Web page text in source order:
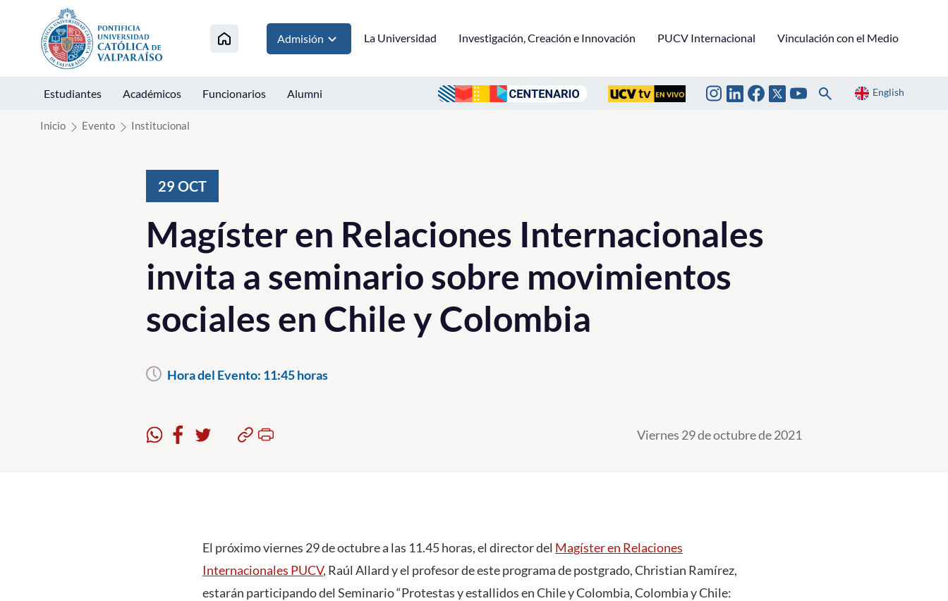
Click acá para ir directamente al contenido
Admisión La Universidad Investigación, Creación e Innovación PUCV Internacional Vinculación con el Medio
Estudiantes Académicos Funcionarios Alumni English
Inicio Evento Institucional
29 OCT
Magíster en Relaciones Internacionales
invita a seminario sobre movimientos
sociales en Chile y Colombia
Hora del Evento: 11:45 horas
Viernes 29 de octubre de 2021
El próximo viernes 29 de octubre a las 11.45 horas, el director del Magíster en Relaciones
Internacionales PUCV, Raúl Allard y el profesor de este programa de postgrado, Christian Ramírez,
estarán participando del Seminario “Protestas y estallidos en Chile y Colombia, Colombia y Chile: